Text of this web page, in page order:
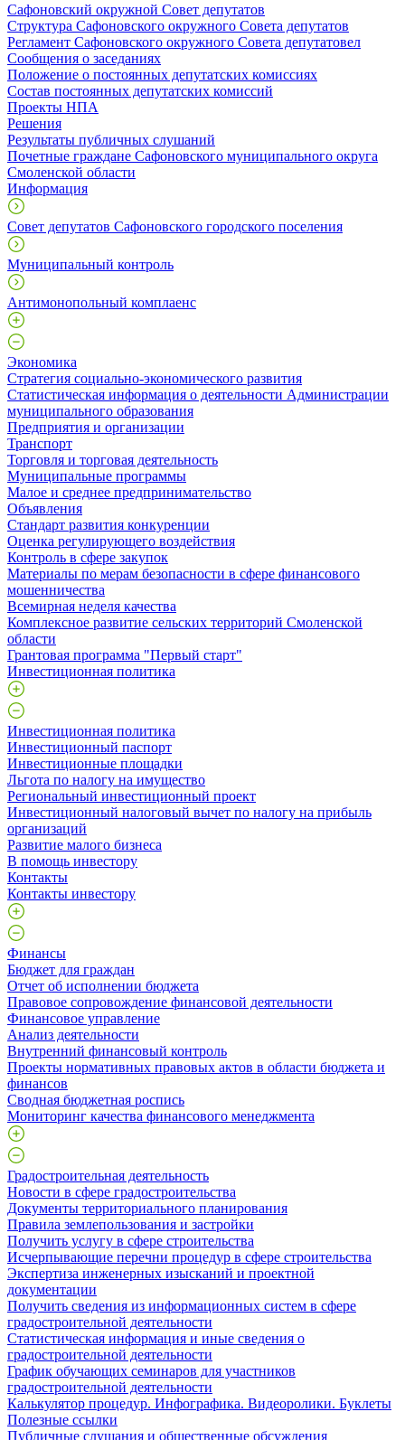
Сафоновский окружной Совет депутатов
Структура Сафоновского окружного Совета депутатов
Регламент Сафоновского окружного Совета депутатовел
Сообщения о заседаниях
Положение о постоянных депутатских комиссиях
Состав постоянных депутатских комиссий
Проекты НПА
Решения
Результаты публичных слушаний
Почетные граждане Сафоновского муниципального округа
Смоленской области
Информация
Совет депутатов Сафоновского городского поселения
Муниципальный контроль
Антимонопольный комплаенс
Экономика
Стратегия социально-экономического развития
Статистическая информация о деятельности Администрации
муниципального образования
Предприятия и организации
Транспорт
Торговля и торговая деятельность
Муниципальные программы
Малое и среднее предпринимательство
Объявления
Стандарт развития конкуренции
Оценка регулирующего воздействия
Контроль в сфере закупок
Материалы по мерам безопасности в сфере финансового
мошенничества
Всемирная неделя качества
Комплексное развитие сельских территорий Смоленской
области
Грантовая программа "Первый старт"
Инвестиционная политика
Инвестиционная политика
Инвестиционный паспорт
Инвестиционные площадки
Льгота по налогу на имущество
Региональный инвестиционный проект
Инвестиционный налоговый вычет по налогу на прибыль
организаций
Развитие малого бизнеса
В помощь инвестору
Контакты
Контакты инвестору
Финансы
Бюджет для граждан
Отчет об исполнении бюджета
Правовое сопровождение финансовой деятельности
Финансовое управление
Анализ деятельности
Внутренний финансовый контроль
Проекты нормативных правовых актов в области бюджета и
финансов
Сводная бюджетная роспись
Мониторинг качества финансового менеджмента
Градостроительная деятельность
Новости в сфере градостроительства
Документы территориального планирования
Правила землепользования и застройки
Получить услугу в сфере строительства
Исчерпывающие перечни процедур в сфере строительства
Экспертиза инженерных изысканий и проектной
документации
Получить сведения из информационных систем в сфере
градостроительной деятельности
Статистическая информация и иные сведения о
градостроительной деятельности
График обучающих семинаров для участников
градостроительной деятельности
Калькулятор процедур. Инфографика. Видеоролики. Буклеты
Полезные ссылки
Публичные слушания и общественные обсуждения